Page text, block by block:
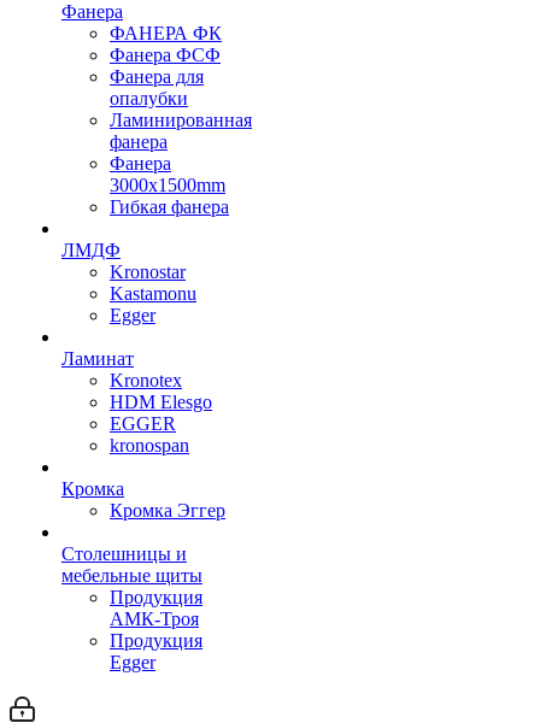
Фанера
ФАНЕРА ФК
Фанера ФСФ
Фанера для
опалубки
Ламинированная
фанера
Фанера
3000х1500mm
Гибкая фанера
ЛМДФ
Kronostar
Kastamonu
Egger
Ламинат
Kronotex
HDM Elesgo
EGGER
kronospan
Кромка
Кромка Эггер
Столешницы и
мебельные щиты
Продукция
АМК-Троя
Продукция
Egger